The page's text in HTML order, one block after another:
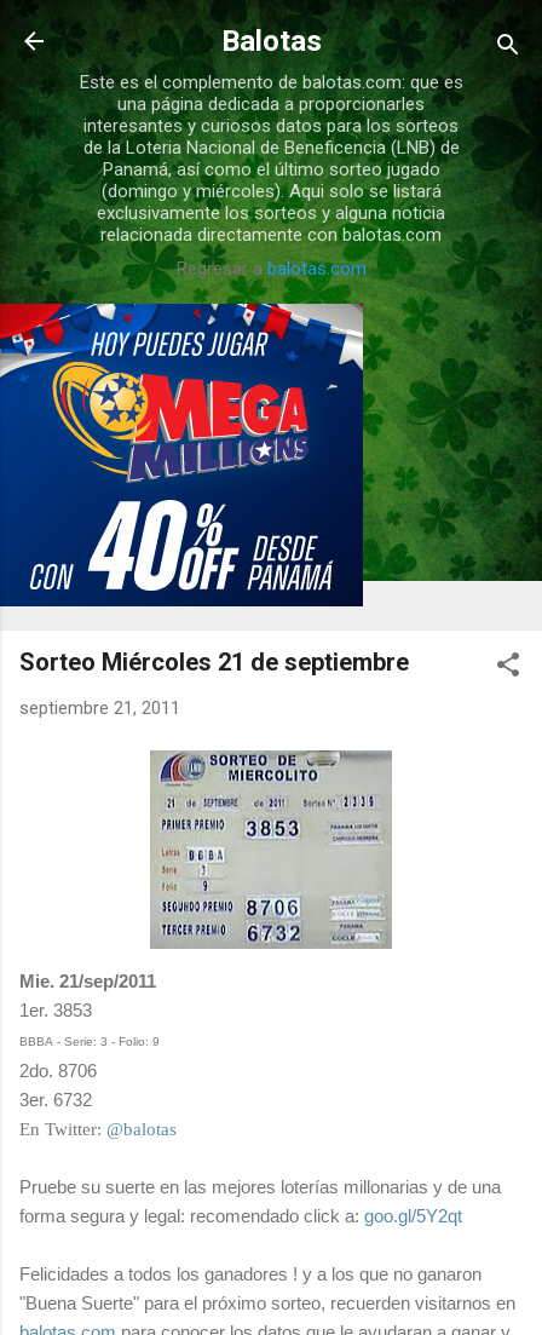
Ir al contenido principal
Balotas
Este es el complemento de balotas.com: que es
una página dedicada a proporcionarles
interesantes y curiosos datos para los sorteos
de la Loteria Nacional de Beneficencia (LNB) de
Panamá, así como el último sorteo jugado
(domingo y miércoles). Aqui solo se listará
exclusivamente los sorteos y alguna noticia
relacionada directamente con balotas.com
Regresar a balotas.com
Sorteo Miércoles 21 de septiembre
septiembre 21, 2011
Mie. 21/sep/2011
1er. 3853
BBBA - Serie: 3 - Folio: 9
2do. 8706
3er. 6732
En Twitter: @balotas
Pruebe su suerte en las mejores loterías millonarias y de una
forma segura y legal: recomendado click a: goo.gl/5Y2qt
Felicidades a todos los ganadores ! y a los que no ganaron
"Buena Suerte" para el próximo sorteo, recuerden visitarnos en